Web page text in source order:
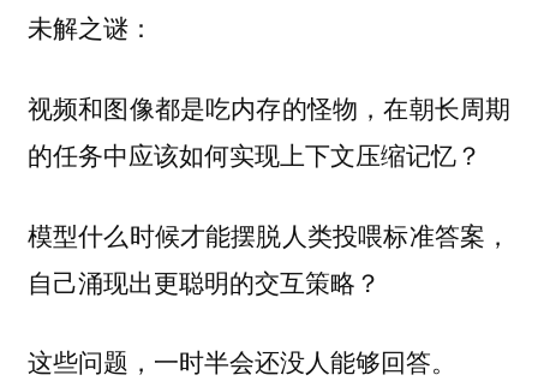
未解之谜：
视频和图像都是吃内存的怪物，在朝长周期
的任务中应该如何实现上下文压缩记忆？
模型什么时候才能摆脱人类投喂标准答案，
自己涌现出更聪明的交互策略？
这些问题，一时半会还没人能够回答。